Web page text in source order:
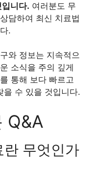
입니다. 여러분도 무
담하여 최신 치료법
.
와 정보는 지속적으
소식을 주의 깊게
통해 보다 빠르고
을 수 있을 것입니다.
Q&A
란 무엇인가